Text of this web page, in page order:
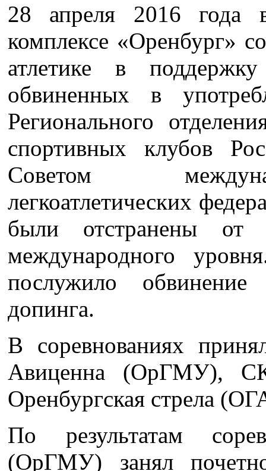
28 апреля 2016 года
комплексе «Оренбург»
атлетике в поддержку
обвиненных в
Регионального
спортивных клубов
Советом
легкоатлетических
были отстранены от
международного
послужило
допинга.
В соревнованиях
Авиценна (ОрГМУ),
Оренбургская стрела
По результатам
(ОрГМУ) занял